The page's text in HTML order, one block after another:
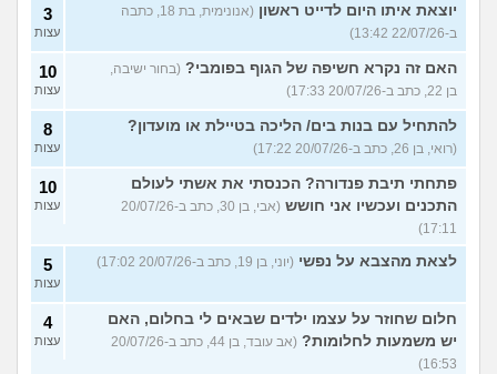
יוצאת איתו היום לדייט ראשון
(אנונימית, בת 18, כתבה
ב-22/07/26 13:42)
3
עצות
האם זה נקרא חשיפה של הגוף בפומבי? (בחור ישיבה,
בן 22, כתב ב-20/07/26 17:33)
10
עצות
להתחיל עם בנות בים/ הליכה בטיילת או מועדון?
(רואי, בן 26, כתב ב-20/07/26 17:22)
8
עצות
פתחתי תיבת פנדורה? הכנסתי את אשתי לעולם
התכנים ועכשיו אני חושש
(אבי, בן 30, כתב ב-20/07/26
17:11)
10
עצות
לצאת מהצבא על נפשי (יוני, בן 19, כתב ב-20/07/26 17:02) 5
עצות
חלום שחוזר על עצמו ילדים שבאים לי בחלום, האם
יש משמעות לחלומות?
(אב עובד, בן 44, כתב ב-20/07/26
16:53)
4
עצות